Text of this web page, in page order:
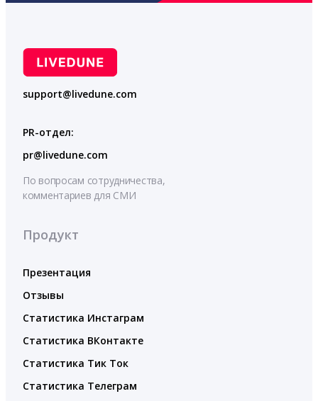
support@livedune.com
PR-отдел:
pr@livedune.com
По вопросам сотрудничества,
комментариев для СМИ
Продукт
Презентация
Отзывы
Статистика Инстаграм
Статистика ВКонтакте
Статистика Тик Ток
Статистика Телеграм